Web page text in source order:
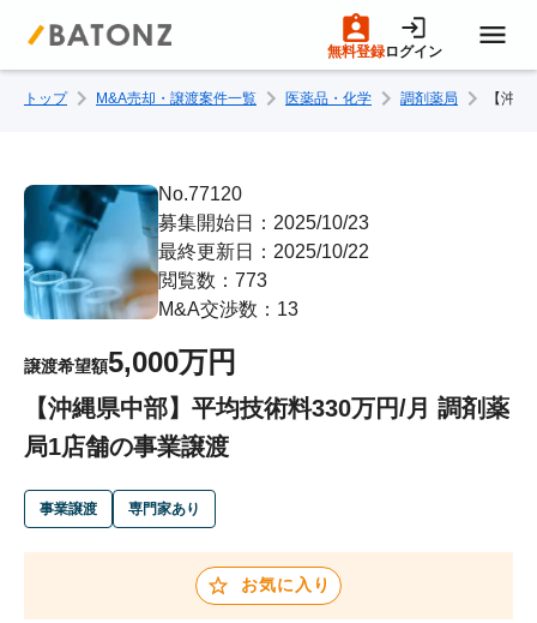
無料登録ログイン
トップページ
M&A案件一覧
売りたい方へ
成約事例
M&A専門家の方へ
トップ M&A売却・譲渡案件一覧 医薬品・化学 調剤薬局 【沖
No.77120
募集開始日：2025/10/23
最終更新日：2025/10/22
閲覧数：773
M&A交渉数：13
譲渡希望額5,000万円
【沖縄県中部】平均技術料330万円/月 調剤薬
局1店舗の事業譲渡
事業譲渡 専門家あり
お気に入り